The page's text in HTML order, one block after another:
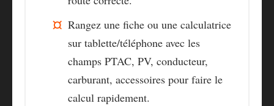
Rangez une fiche ou une calculatrice
sur tablette/téléphone avec les
champs PTAC, PV, conducteur,
carburant, accessoires pour faire le
calcul rapidement.